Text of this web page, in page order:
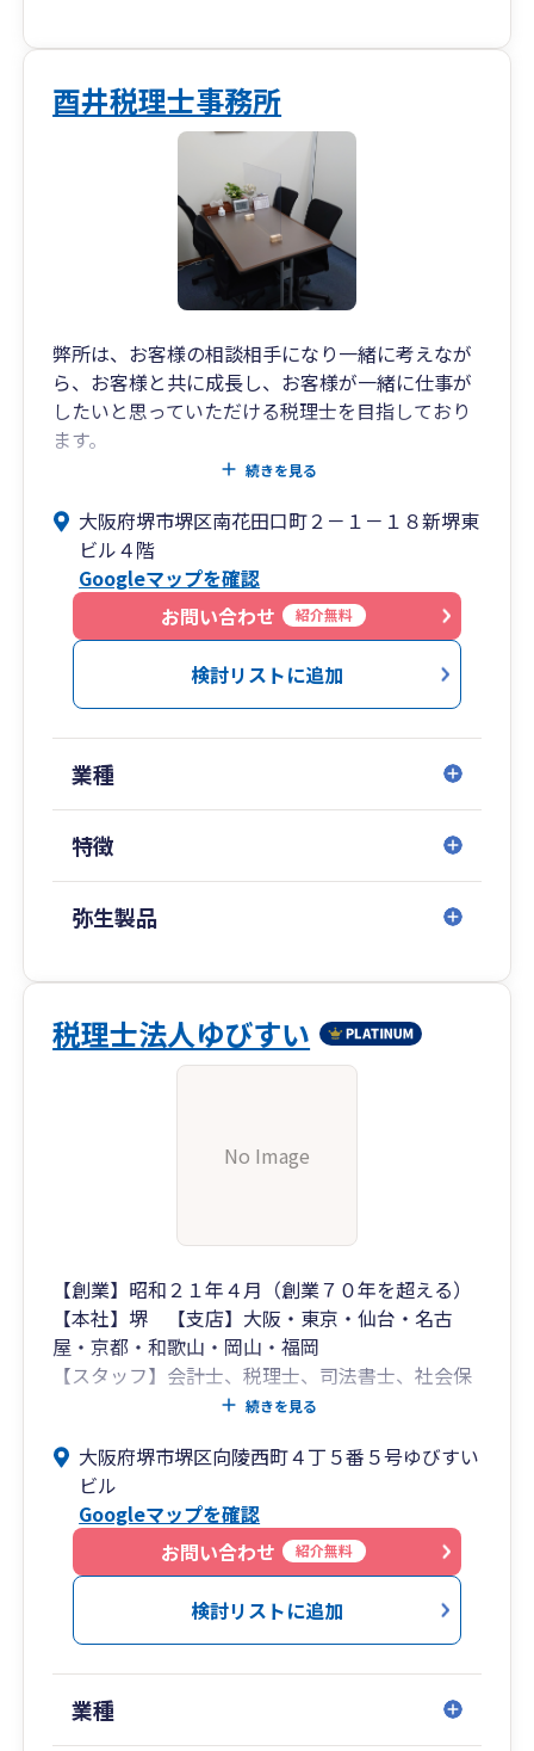
酉井税理士事務所
弊所は、お客様の相談相手になり一緒に考えなが
ら、お客様と共に成長し、お客様が一緒に仕事が
したいと思っていただける税理士を目指しており
ます。
他士業先生とも連携を行っているため、総合的な
今後のインボイス対応、相続対策もご依頼をいた
だくことが増えています。
続きを見る
大阪府堺市堺区南花田口町２－１－１８新堺東
ビル４階
Googleマップを確認
お問い合わせ
紹介無料
検討リストに追加
業種
特徴
弥生製品
税理士法人ゆびすい
No Image
【創業】昭和２１年４月（創業７０年を超える）
【本社】堺 【支店】大阪・東京・仙台・名古
屋・京都・和歌山・岡山・福岡
【スタッフ】会計士、税理士、司法書士、社会保
険労務士、中小企業診断士、弥生認定インストラ
続きを見る
大阪府堺市堺区向陵西町４丁５番５号ゆびすい
ビル
Googleマップを確認
お問い合わせ
紹介無料
検討リストに追加
業種